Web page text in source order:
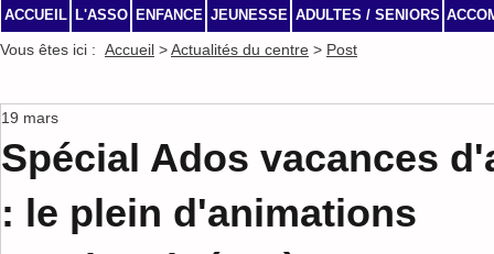
ACCUEIL L'ASSO ENFANCE JEUNESSE ADULTES / SENIORS
Vous êtes ici : Accueil >Actualités du centre > Post
Spécial Ados vacances
: le plein d'animations
19 mars